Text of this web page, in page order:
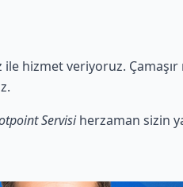
hizmet veriyoruz. Çamaşır
Servisiherzaman sizin